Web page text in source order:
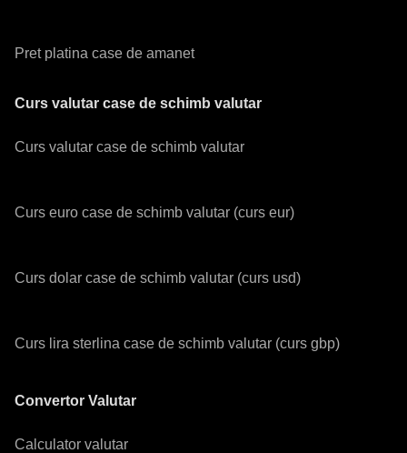
Pret platina case de amanet
Curs valutar case de schimb valutar
Curs valutar case de schimb valutar
Curs euro case de schimb valutar (curs eur)
Curs dolar case de schimb valutar (curs usd)
Curs lira sterlina case de schimb valutar (curs gbp)
Convertor Valutar
Calculator valutar